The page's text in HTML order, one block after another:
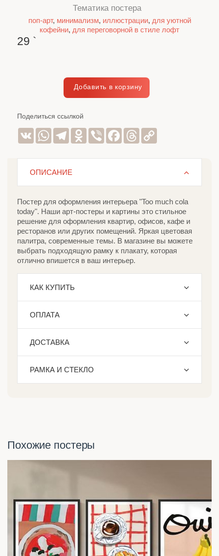
Тематика постера
поп-арт, минимализм, иллюстрации, для уютной
кофейни, для переговорной в стиле лофт
29 `
Поделиться ссылкой
VK WhatsAppTelegramOdnoklassniki
Viber Facebook
Threads
ОПИСАНИЕ
Постер для оформления интерьера "Too much cola
today". Наши арт-постеры и картины это стильное
решение для оформления квартир, офисов, кафе и
ресторанов или других помещений. Яркая цветовая
палитра, современные темы. В магазине вы можете
выбрать подходящую рамку к плакату, которая
отлично впишется в ваш интерьер.
КАК КУПИТЬ
ОПЛАТА
ДОСТАВКА
РАМКА И СТЕКЛО
Похожие постеры